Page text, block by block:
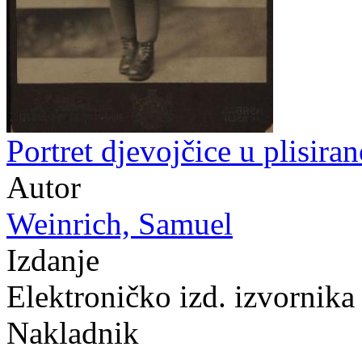
Portret djevojčice u
Autor
Weinrich, Samuel
Izdanje
Elektroničko izd. izvornika
Nakladnik